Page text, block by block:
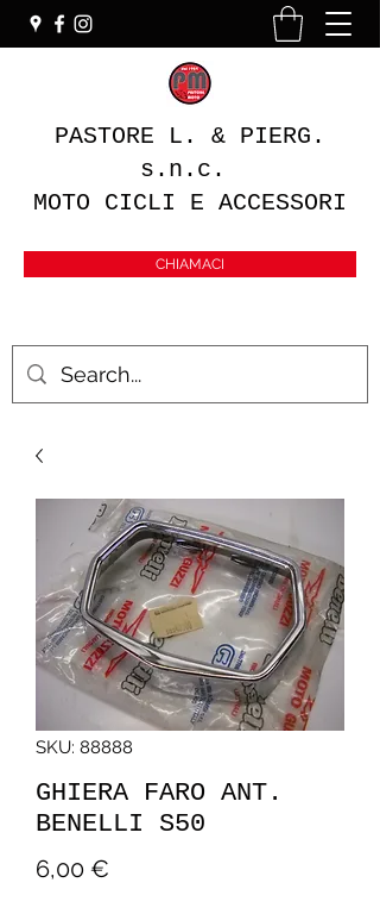
PASTORE L. & PIERG.
s.n.c.
MOTO CICLI E ACCESSORI
CHIAMACI
SKU: 88888
GHIERA FARO ANT.
BENELLI S50
6,00 €